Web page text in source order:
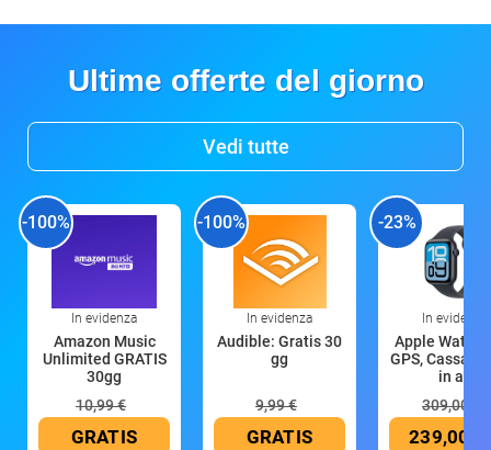
Ultime offerte del giorno
Vedi tutte
-100%
In evidenza
Amazon Music
Unlimited GRATIS
30gg
10,99 €
GRATIS
-100%
In evidenza
Audible: Gratis 30
gg
9,99 €
GRATIS
-23%
In evidenza
Apple Watch
GPS, Cassa
in all
309,00 €
239,00 €